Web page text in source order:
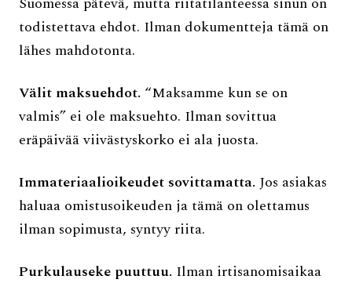
todistettava ehdot. Ilman dokumentteja tämä on
lähes mahdotonta.
Välit maksuehdot. “Maksamme kun se on
valmis” ei ole maksuehto. Ilman sovittua
eräpäivää viivästyskorko ei ala juosta.
Immateriaalioikeudet sovittamatta. Jos asiakas
haluaa omistusoikeuden ja tämä on olettamus
ilman sopimusta, syntyy riita.
Purkulauseke puuttuu. Ilman irtisanomisaikaa